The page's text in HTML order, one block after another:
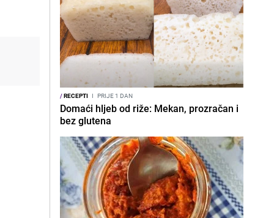
/RECEPTI I PRIJE 1 DAN
Domaći hljeb od riže: Mekan, prozračan i
bez glutena